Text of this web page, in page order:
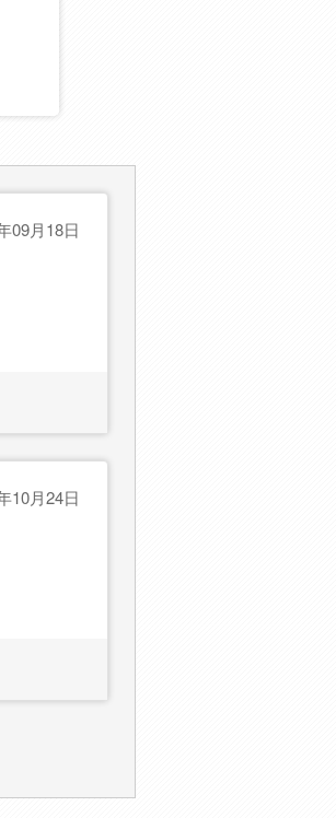
09月18日
10月24日